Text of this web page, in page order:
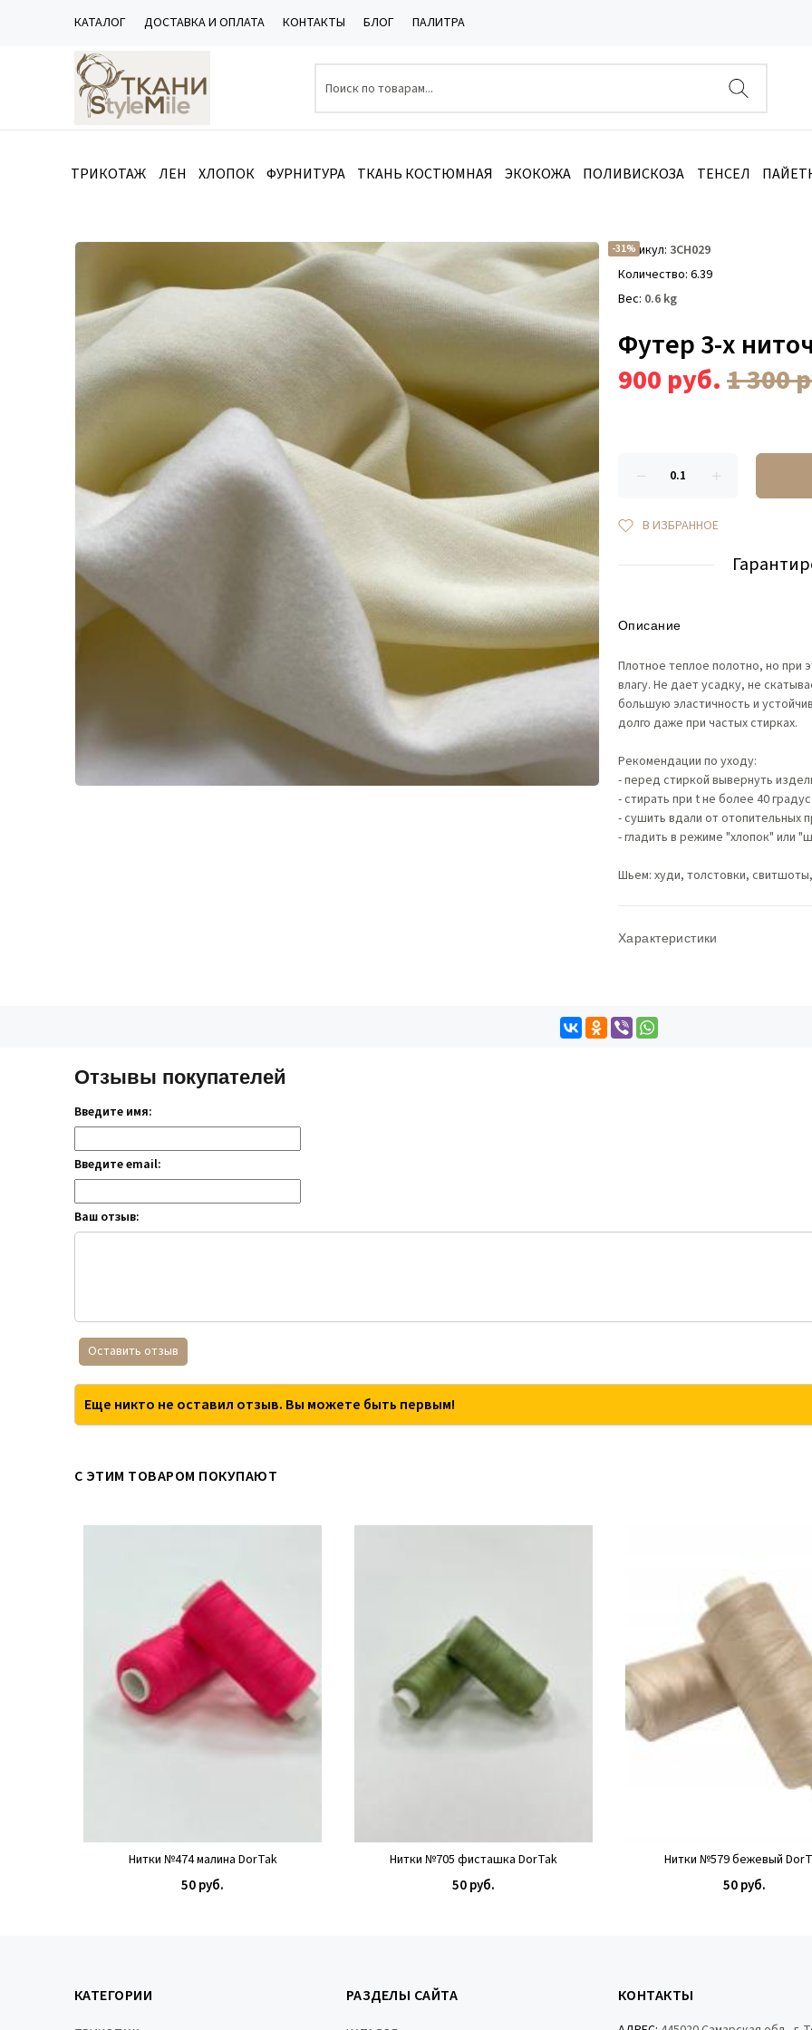
КАТАЛОГ ДОСТАВКА И ОПЛАТА КОНТАКТЫ БЛОГ ПАЛИТРА
ТРИКОТАЖ ЛЕН ХЛОПОК ФУРНИТУРА ТКАНЬ КОСТЮМНАЯ ЭКОКОЖА ПОЛИВИСКОЗА ТЕНСЕЛ
Артикул 3СН029
Количество 6.39
Вес 0.6 kg
Футер 3-х
-31%
900 руб.1 300
В ИЗБРАННОЕ
Описание
Плотное теплое полотно, но при
влагу. Не дает усадку, не
большую эластичность и
долго даже при частых стирках.
Рекомендации по уходу:
- перед стиркой вывернуть
- стирать при t не более 40
- сушить вдали от отопительных
- гладить в режиме "хлопок" или
Шьем: худи, толстовки,
Характеристики
Отзывы покупателей
Введите имя:
Введите email:
Ваш отзыв:
Оставить отзыв
Еще никто не оставил отзыв. Вы можете быть первым!
С ЭТИМ ТОВАРОМ ПОКУПАЮТ
Нитки №474 малина DorTak
50 руб.
Нитки №705 фисташка DorTak
50 руб.
Нитки №579 бежевый
50 руб.
КАТЕГОРИИ РАЗДЕЛЫ САЙТА КОНТАКТЫ